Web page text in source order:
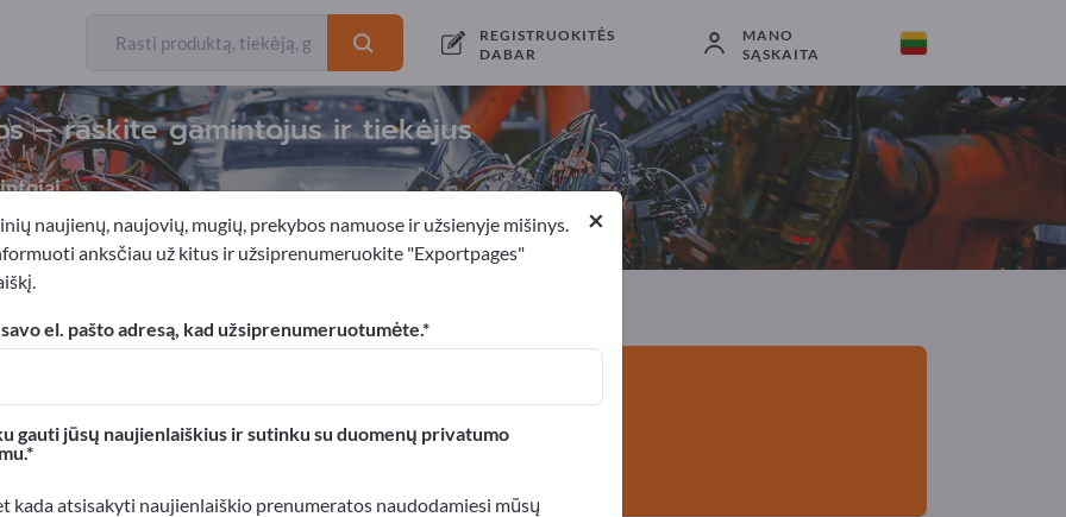
REGISTRUOKITĖS
DABAR
MANO
SĄSKAITA
– raskite gamintojus ir tiekėjus
Eksportuotojai 2 Gamintojai
kontaktai >> pradėkite čia
Exportpages svetainėje.
>> publikuokite čia
×
naujienų, naujovių, mugių, prekybos namuose ir užsienyje mišinys.
anksčiau už kitus ir užsiprenumeruokite "Exportpages"
el. pašto adresą, kad užsiprenumeruotumėte.
gauti jūsų naujienlaiškius ir sutinku su duomenų privatumo
kada atsisakyti naujienlaiškio prenumeratos naudodamiesi mūsų